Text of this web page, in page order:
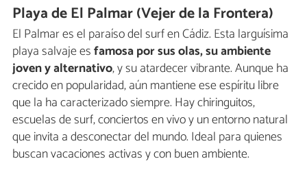
Playa de El Palmar (Vejer de la Frontera)
El Palmar es el paraíso del surf en Cádiz. Esta larguísima
playa salvaje esfamosa por sus olas, su ambiente
joven y alternativo, y su atardecer vibrante. Aunque ha
crecido en popularidad, aún mantiene ese espíritu libre
que la ha caracterizado siempre. Hay chiringuitos,
escuelas de surf, conciertos en vivo y un entorno natural
que invita a desconectar del mundo. Ideal para quienes
buscan vacaciones activas y con buen ambiente.